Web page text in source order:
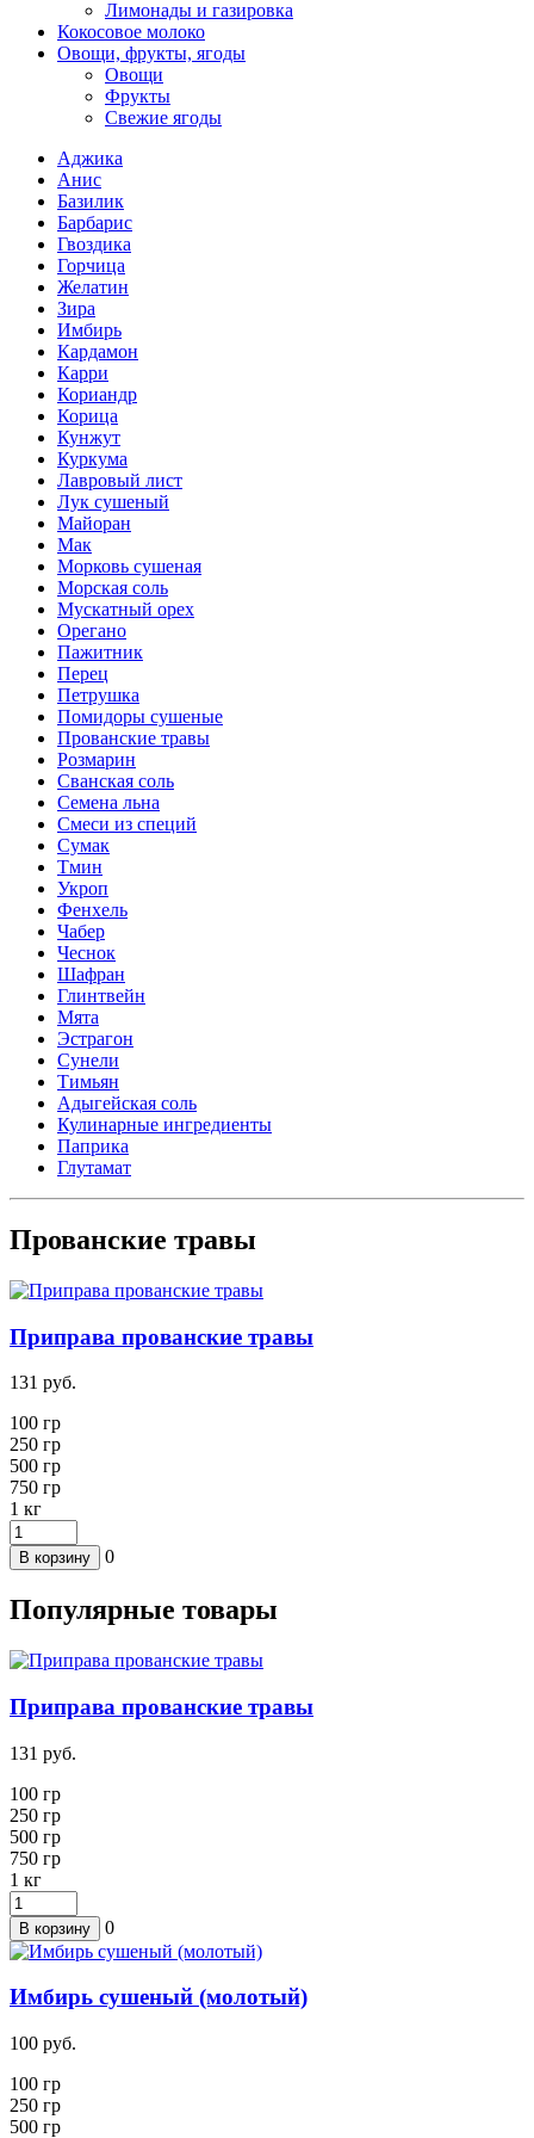
Лимонады и газировка
Кокосовое молоко
Овощи, фрукты, ягоды
Овощи
Фрукты
Свежие ягоды
Аджика
Анис
Базилик
Барбарис
Гвоздика
Горчица
Желатин
Зира
Имбирь
Кардамон
Карри
Кориандр
Корица
Кунжут
Куркума
Лавровый лист
Лук сушеный
Майоран
Мак
Морковь сушеная
Морская соль
Мускатный орех
Орегано
Пажитник
Перец
Петрушка
Помидоры сушеные
Прованские травы
Розмарин
Сванская соль
Семена льна
Смеси из специй
Сумак
Тмин
Укроп
Фенхель
Чабер
Чеснок
Шафран
Глинтвейн
Мята
Эстрагон
Сунели
Тимьян
Адыгейская соль
Кулинарные ингредиенты
Паприка
Глутамат
Прованские травы
Приправа прованские травы
131 руб.
100 гр
250 гр
500 гр
750 гр
1 кг
В корзину 0
Популярные товары
Приправа прованские травы
131 руб.
100 гр
250 гр
500 гр
750 гр
1 кг
В корзину 0
Имбирь сушеный (молотый)
100 руб.
100 гр
250 гр
500 гр